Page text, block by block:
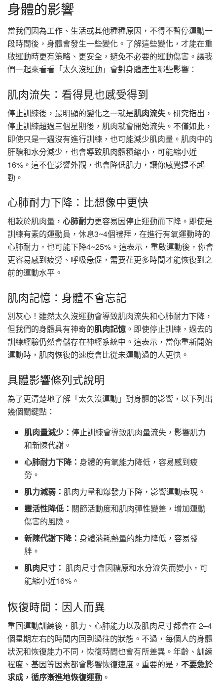
身體的影響
當我們因為工作、生活或其他種種原因，不得不暫停運動一
段時間後，身體會發生一些變化。了解這些變化，才能在重
啟運動時更有策略、更安全，避免不必要的運動傷害。讓我
們一起來看看「太久沒運動」會對身體產生哪些影響：
肌肉流失：看得見也感受得到
停止訓練後，最明顯的變化之一就是肌肉流失 。研究指出，
停止訓練超過三個星期後，肌肉就會開始流失。不僅如此，
即使只是一週沒有進行訓練，也可能減少肌肉量。肌肉中的
肝醣和水分減少，也會導致肌肉體積縮小，可能縮小近
16%。這不僅影響外觀，也會降低肌力，讓你感覺提不起
勁。
心肺耐力下降：比想像中更快
相較於肌肉量， 心肺耐力更容易因停止運動而下降。即使是
訓練有素的運動員，休息3~4個禮拜，在進行有氧運動時的
心肺耐力，也可能下降4~25%。這表示，重啟運動後，你會
更容易感到疲勞、呼吸急促，需要花更多時間才能恢復到之
前的運動水平。
肌肉記憶：身體不會忘記
別灰心！雖然太久沒運動會導致肌肉流失和心肺耐力下降，
但我們的身體具有神奇的肌肉記憶 。即使停止訓練，過去的
訓練經驗仍然會儲存在神經系統中。這表示，當你重新開始
運動時，肌肉恢復的速度會比從未運動過的人更快。
具體影響條列式說明
為了更清楚地了解「太久沒運動」對身體的影響，以下列出
幾個關鍵點：
肌肉量減少：停止訓練會導致肌肉量流失，影響肌力
和新陳代謝。
心肺耐力下降： 身體的有氧能力降低，容易感到疲
勞。
肌力減弱： 肌肉力量和爆發力下降，影響運動表現。
靈活性降低： 關節活動度和肌肉彈性變差，增加運動
傷害的風險。
新陳代謝下降： 身體消耗熱量的能力降低，容易發
胖。
肌肉尺寸： 肌肉尺寸會因糖原和水分流失而變小，可
能縮小近16%。
恢復時間：因人而異
重回運動訓練後，肌力、心肺能力以及肌肉尺寸都會在 2–4
個星期左右的時間内回到過往的狀態。不過，每個人的身體
狀況和恢復能力不同，恢復時間也會有所差異。年齡、訓練
程度、基因等因素都會影響恢復速度。重要的是， 不要急於
求成，循序漸進地恢復運動 。